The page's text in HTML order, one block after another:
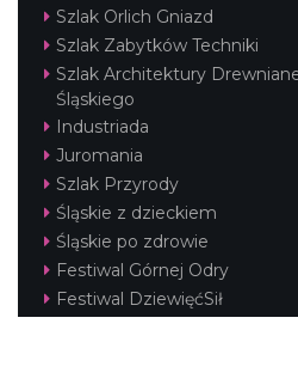
Szlak Orlich Gniazd
Szlak Zabytków Techniki
Szlak Architektury
Śląskiego
Industriada
Juromania
Szlak Przyrody
Śląskie z dzieckiem
Śląskie po zdrowie
Festiwal Górnej Odry
Festiwal DziewięćSił